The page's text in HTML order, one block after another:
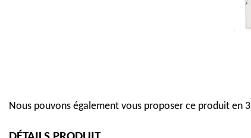
Nous pouvons également vous proposer ce produit en